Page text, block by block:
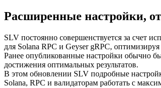
Расширенные настройки,
SLV постоянно совершенствуется за счет
для Solana RPC и Geyser gRPC,
Ранее опубликованные настройки обычно
достижения оптимальных результатов.
В этом обновлении SLV подробные
Solana, RPC и валидаторам работать с